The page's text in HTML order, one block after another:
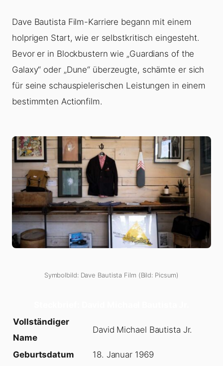
Dave Bautista Film-Karriere begann mit einem
holprigen Start, wie er selbstkritisch eingesteht.
Bevor er in Blockbustern wie „Guardians of the
Galaxy“ oder „Dune“ überzeugte, schämte er sich
für seine schauspielerischen Leistungen in einem
bestimmten Actionfilm.
Symbolbild: Dave Bautista Film (Bild: Picsum)
Vollständiger
Name
David Michael Bautista Jr.
Geburtsdatum
18. Januar 1969